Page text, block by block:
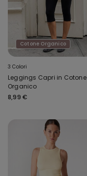
Cotone Organico
3 Colori
Leggings Capri in Cotone
Organico
8,99 €